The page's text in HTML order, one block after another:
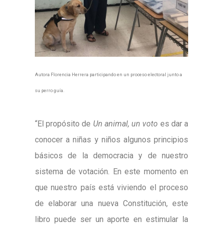
Autora Florencia Herrera participando en un proceso electoral junto a
su perro guía.
“El propósito de Un animal, un voto es dar a
conocer a niñas y niños algunos principios
básicos de la democracia y de nuestro
sistema de votación. En este momento en
que nuestro país está viviendo el proceso
de elaborar una nueva Constitución, este
libro puede ser un aporte en estimular la